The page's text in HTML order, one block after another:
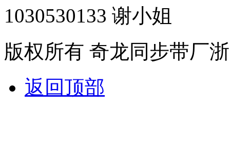
1030530133 谢小姐
版权所有 奇龙同步带厂
返回顶部